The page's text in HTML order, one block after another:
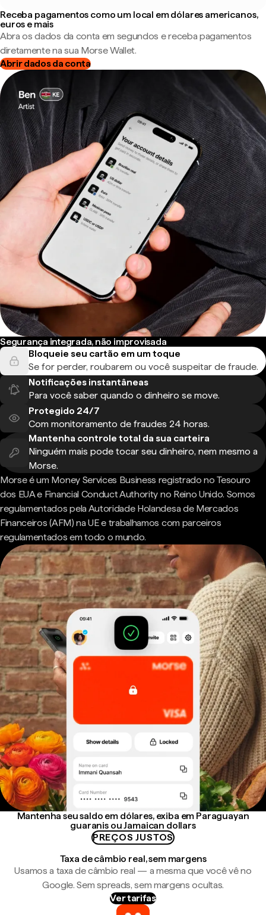
Receba pagamentos como um local em dólares americanos,
euros e mais
Abra os dados da conta em segundos e receba pagamentos
diretamente na sua Morse Wallet.
Abrir dados da conta
Segurança integrada, não improvisada
Bloqueie seu cartão em um toque
Se for perder, roubarem ou você suspeitar de fraude.
Notificações instantâneas
Para você saber quando o dinheiro se move.
Protegido 24/7
Com monitoramento de fraudes 24 horas.
Mantenha controle total da sua carteira
Ninguém mais pode tocar seu dinheiro, nem mesmo a
Morse.
Morse é um Money Services Business registrado no Tesouro
dos EUA e Financial Conduct Authority no Reino Unido. Somos
regulamentados pela Autoridade Holandesa de Mercados
Financeiros (AFM) na UE e trabalhamos com parceiros
regulamentados em todo o mundo.
Mantenha seu saldo em dólares, exiba em Paraguayan
guaranis ou Jamaican dollars
PREÇOS JUSTOS
Taxa de câmbio real, sem margens
Usamos a taxa de câmbio real — a mesma que você vê no
Google. Sem spreads, sem margens ocultas.
Ver tarifas